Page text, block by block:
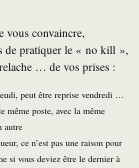
vous convaincre,
de pratiquer le « no kill »,
… de vos prises :
peut être reprise vendredi …
même poste, avec la même
autre
ce n’est pas une raison pour
si vous deviez être le dernier à